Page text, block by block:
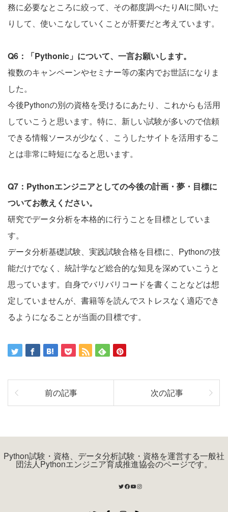
務に必要なところに絞って、その都度調べたりAIに聞いた
りして、使いこなしていくことが肝要だと考えています。
Q6：「Pythonic」について、一言お願いします。
複数のキャンペーンやセミナー等の案内でお世話になりま
した。
今後Pythonの別の資格を受けるにあたり、これからも活用
していこうと思います。特に、新しい試験が多いので信頼
できる情報ソースが少なく、こうしたサイトを活用するこ
とは非常に時短になると思います。
Q7：Pythonエンジニアとしての今後の計画・夢・目標に
ついてお教えください。
研究でデータ分析を本格的に行うことを目標としていま
す。
データ分析基礎試験、実践試験合格を目標に、Pythonの技
能だけでなく、統計学など総合的な知見を深めていこうと
思っています。自身でバリバリコードを書くことなどは想
定していませんが、書籍等を読んでストレスなく適応でき
るようになることが当面の目標です。
前の記事 次の記事
Python試験・資格、データ分析試験・資格を運営する一般社
団法人Pythonエンジニア育成推進協会のページです。
Twitter
Facebook
YouTube
Instagram
RSS